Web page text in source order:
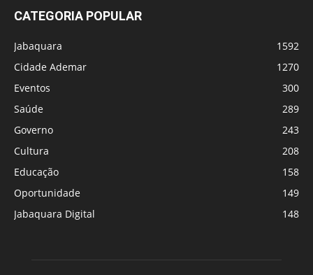
CATEGORIA POPULAR
Jabaquara
1592
Cidade Ademar
1270
Eventos
300
Saúde
289
Governo
243
Cultura
208
Educação
158
Oportunidade
149
Jabaquara Digital
148